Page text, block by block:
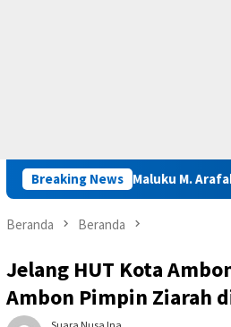
Breaking News
Maluku M. Arafah
Beranda Beranda
Jelang HUT Kota
Ambon Pimpin Ziarah